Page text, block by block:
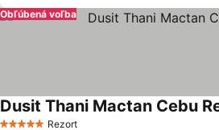
Obľúbená voľba
Rezort
Dusit Thani Mactan Cebu